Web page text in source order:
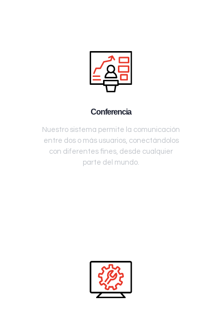
Conferencia
Nuestro sistema permite la comunicación
entre dos o más usuarios, conectándolos
con diferentes fines, desde cualquier
parte del mundo.